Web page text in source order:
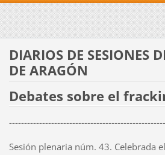
DIARIOS DE SESIONES
DE ARAGÓN
Debates sobre el
Sesión plenaria núm. 43. Celebrada